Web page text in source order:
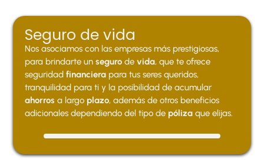
Seguro de vida
Nos asociamos con las empresas más prestigiosas,
para brindarte unseguro devida, que te ofrece
seguridadfinanciera para tus seres queridos,
tranquilidad para ti y la posibilidad de acumular
ahorros a largo plazo, además de otros beneficios
adicionales dependiendo del tipo de póliza que elijas.